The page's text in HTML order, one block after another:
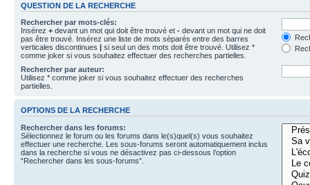
QUESTION DE LA RECHERCHE
Rechercher par mots-clés:
Insérez + devant un mot qui doit être trouvé et - devant un mot qui ne doit
pas être trouvé. Insérez une liste de mots séparés entre des barres
verticales discontinues | si seul un des mots doit être trouvé. Utilisez *
comme joker si vous souhaitez effectuer des recherches partielles.
Rechercher par auteur:
Utilisez * comme joker si vous souhaitez effectuer des recherches
partielles.
OPTIONS DE LA RECHERCHE
Rechercher dans les forums:
Sélectionnez le forum ou les forums dans le(s)quel(s) vous souhaitez
effectuer une recherche. Les sous-forums seront automatiquement inclus
dans la recherche si vous ne désactivez pas ci-dessous l’option
“Rechercher dans les sous-forums”.